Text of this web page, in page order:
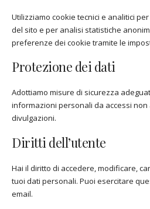
Utilizziamo cookie tecnici e analitici
del sito e per analisi statistiche
preferenze dei cookie tramite le
Protezione dei dati
Adottiamo misure di sicurezza
informazioni personali da accessi
divulgazioni.
Diritti dell’utente
Hai il diritto di accedere, modificare,
tuoi dati personali. Puoi esercitare
email.